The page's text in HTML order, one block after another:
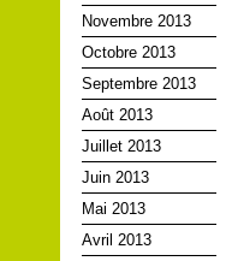
Novembre 2013
Octobre 2013
Septembre 2013
Août 2013
Juillet 2013
Juin 2013
Mai 2013
Avril 2013